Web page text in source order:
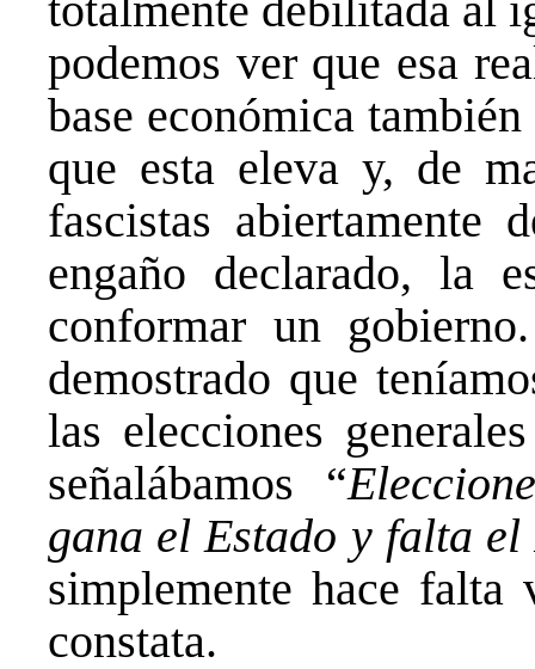
podemos ver que esa
base económica
que esta eleva y, de
fascistas abiertamente
engaño declarado, la
conformar un
demostrado que
las elecciones
señalábamos “
gana el Estado y falta
simplemente hace
constata.